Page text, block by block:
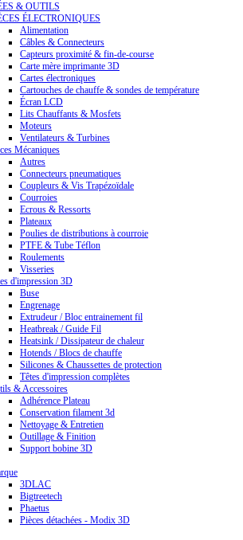
& OUTILS
ÉLECTRONIQUES
Alimentation
Câbles & Connecteurs
Capteurs proximité & fin-de-course
Carte mère imprimante 3D
Cartes électroniques
Cartouches de chauffe & sondes de température
Écran LCD
Lits Chauffants & Mosfets
Moteurs
Ventilateurs & Turbines
Mécaniques
Autres
Connecteurs pneumatiques
Coupleurs & Vis Trapézoïdale
Courroies
Ecrous & Ressorts
Plateaux
Poulies de distributions à courroie
PTFE & Tube Téflon
Roulements
Visseries
d'impression 3D
Buse
Engrenage
Extrudeur / Bloc entrainement fil
Heatbreak / Guide Fil
Heatsink / Dissipateur de chaleur
Hotends / Blocs de chauffe
Silicones & Chaussettes de protection
Têtes d'impression complètes
& Accessoires
Adhérence Plateau
Conservation filament 3d
Nettoyage & Entretien
Outillage & Finition
Support bobine 3D
3DLAC
Bigtreetech
Phaetus
Pièces détachées - Modix 3D